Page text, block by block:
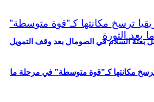
بعثة السلام في الصومال بعد وقف التمويل
مكانتها كـ”قوة متوسطة” في مرحلة ما